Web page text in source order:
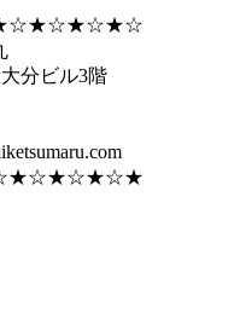
分ビル3階